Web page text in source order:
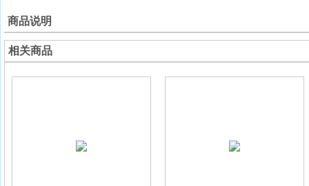
商品说明
相关商品